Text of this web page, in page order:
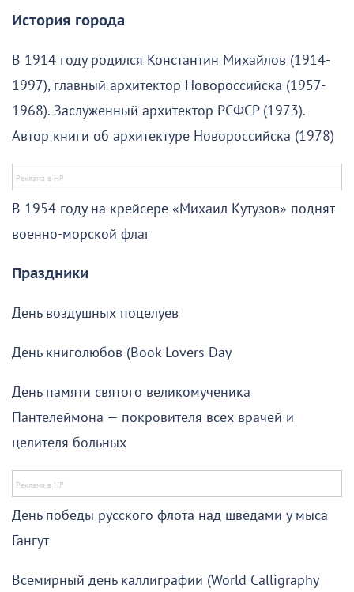
История города
В 1914 году родился Константин Михайлов (1914-
1997), главный архитектор Новороссийска (1957-
1968). Заслуженный архитектор РСФСР (1973).
Автор книги об архитектуре Новороссийска (1978)
В 1954 году на крейсере «Михаил Кутузов» поднят
военно-морской флаг
Праздники
День воздушных поцелуев
День книголюбов (Book Lovers Day
День памяти святого великомученика
Пантелеймона — покровителя всех врачей и
целителя больных
День победы русского флота над шведами у мыса
Гангут
Всемирный день каллиграфии (World Calligraphy